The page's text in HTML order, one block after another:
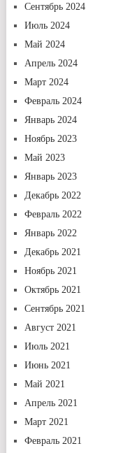
Сентябрь 2024
Июль 2024
Май 2024
Апрель 2024
Март 2024
Февраль 2024
Январь 2024
Ноябрь 2023
Май 2023
Январь 2023
Декабрь 2022
Февраль 2022
Январь 2022
Декабрь 2021
Ноябрь 2021
Октябрь 2021
Сентябрь 2021
Август 2021
Июль 2021
Июнь 2021
Май 2021
Апрель 2021
Март 2021
Февраль 2021